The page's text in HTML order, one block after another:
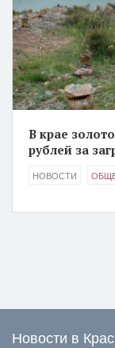
В крае
рублей за
НОВОСТИ
Новости в